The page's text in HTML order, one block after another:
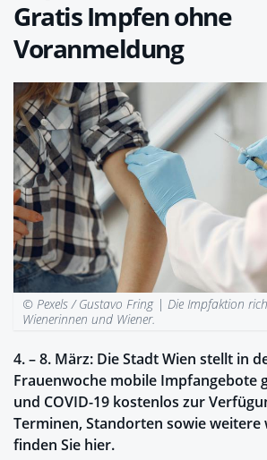
Gratis Impfen ohne
Voranmeldung
© Pexels / Gustavo Fring |Die Impfaktion
Wienerinnen und Wiener.
4. – 8. März: Die Stadt Wien stellt in
Frauenwoche mobile Impfangebote
und COVID-19 kostenlos zur
Terminen, Standorten sowie weitere
finden Sie hier.